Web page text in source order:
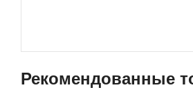
Рекомендованные